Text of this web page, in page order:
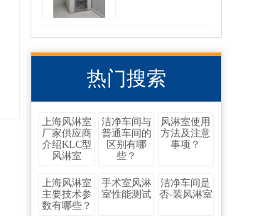
热门搜索
上海风淋室
厂家供应商
介绍KLC型
风淋室
洁净车间与
普通车间的
区别有哪
些？
风淋室使用
方法及注意
事项？
上海风淋室
主要技术参
数有哪些？
手术室风淋
室性能测试
洁净车间是
否-装风淋室